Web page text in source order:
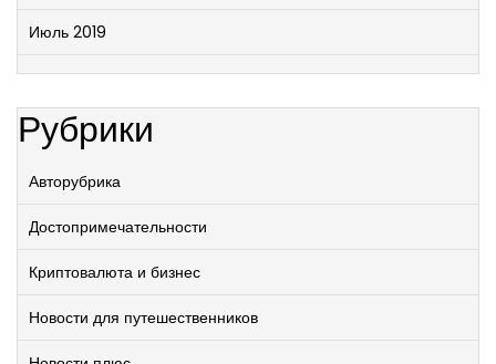
Июль 2019
Рубрики
Авторубрика
Достопримечательности
Криптовалюта и бизнес
Новости для путешественников